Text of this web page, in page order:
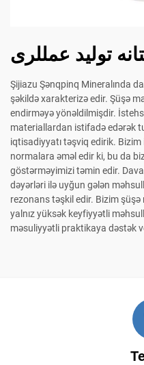
تولید عمللری
Şijiazu Şənqpinq Mineralında
şəkildə xarakterizə edir. Şüşə
endirməyə yönəldilmişdir.
materiallardan istifadə edərək
iqtisadiyyatı təşviq edirik.
normalara əməl edir ki, bu da
göstərməyimizi təmin edir.
dəyərləri ilə uyğun gələn
rezonans təşkil edir. Bizim şüşə
yalnız yüksək keyfiyyətli
məsuliyyətli praktikaya dəstək